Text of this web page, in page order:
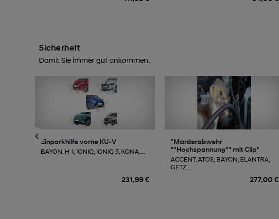
Sicherheit
Damit Sie immer gut ankommen.
Einparkhilfe vorne KU-V
BAYON, H-1, IONIQ, IONIQ 5, KONA, ...
231,99 €
"Marderabwehr
""Hochspannung"" mit Clip"
ACCENT, ATOS, BAYON, ELANTRA,
GETZ, ...
277,00 €